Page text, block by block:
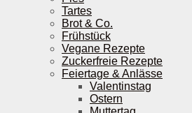
Tartes
Brot & Co.
Frühstück
Vegane Rezepte
Zuckerfreie Rezepte
Feiertage & Anlässe
Valentinstag
Ostern